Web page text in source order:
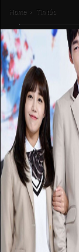
Home › Tin tức